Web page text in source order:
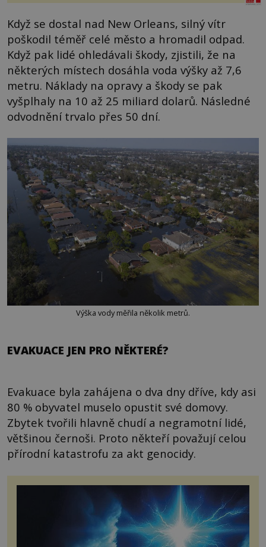
Když se dostal nad New Orleans, silný vítr
poškodil téměř celé město a hromadil odpad.
Když pak lidé ohledávali škody, zjistili, že na
některých místech dosáhla voda výšky až 7,6
metru. Náklady na opravy a škody se pak
vyšplhaly na 10 až 25 miliard dolarů. Následné
odvodnění trvalo přes 50 dní.
Výška vody měřila několik metrů.
EVAKUACE JEN PRO NĚKTERÉ?
Evakuace byla zahájena o dva dny dříve, kdy asi
80 % obyvatel muselo opustit své domovy.
Zbytek tvořili hlavně chudí a negramotní lidé,
většinou černoši. Proto někteří považují celou
přírodní katastrofu za akt genocidy.